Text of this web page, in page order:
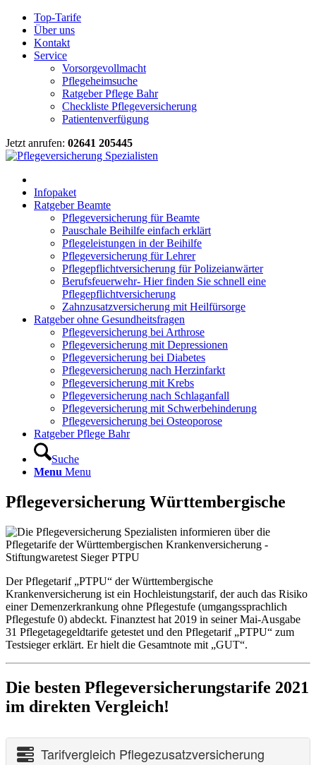
Top-Tarife
Über uns
Kontakt
Service
Vorsorgevollmacht
Pflegeheimsuche
Ratgeber Pflege Bahr
Checkliste Pflegeversicherung
Patientenverfügung
Jetzt anrufen: 02641 205445
Infopaket
Ratgeber Beamte
Pflegeversicherung für Beamte
Pauschale Beihilfe einfach erklärt
Pflegeleistungen in der Beihilfe
Pflegeversicherung für Lehrer
Pflegepflichtversicherung für Polizeianwärter
Berufsfeuerwehr- Hier finden Sie schnell eine
Pflegepflichtversicherung
Zahnzusatzversicherung mit Heilfürsorge
Ratgeber ohne Gesundheitsfragen
Pflegeversicherung bei Arthrose
Pflegeversicherung mit Depressionen
Pflegeversicherung bei Diabetes
Pflegeversicherung nach Herzinfarkt
Pflegeversicherung mit Krebs
Pflegeversicherung nach Schlaganfall
Pflegeversicherung mit Schwerbehinderung
Pflegeversicherung bei Osteoporose
Ratgeber Pflege Bahr
Suche
Menu Menu
Pflegeversicherung Württembergische
Der Pflegetarif „PTPU“ der Württembergische
Krankenversicherung ist ein Hochleistungstarif, der auch das Risiko
einer Demenzerkrankung ohne Pflegestufe (umgangssprachlich
Pflegestufe 0) abdeckt. Finanztest hat 2019 in seiner Mai-Ausgabe
31 Pflegetagegeldtarife getestet und den Pflegetarif „PTPU“ zum
Testsieger erklärt. Er hielt die Gesamtnote mit „GUT“.
Die besten Pflegeversicherungstarife 2021
im direkten Vergleich!